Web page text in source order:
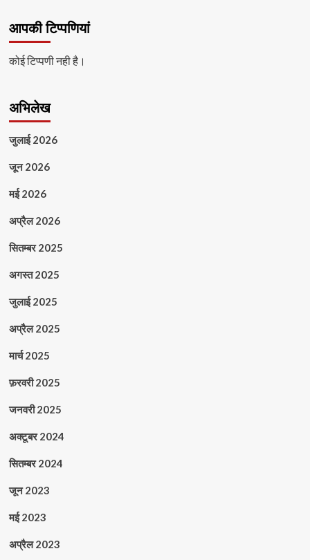
आपकी टिप्पणियां
कोई टिप्पणी नही है।
अभिलेख
जुलाई 2026
जून 2026
मई 2026
अप्रैल 2026
सितम्बर 2025
अगस्त 2025
जुलाई 2025
अप्रैल 2025
मार्च 2025
फ़रवरी 2025
जनवरी 2025
अक्टूबर 2024
सितम्बर 2024
जून 2023
मई 2023
अप्रैल 2023